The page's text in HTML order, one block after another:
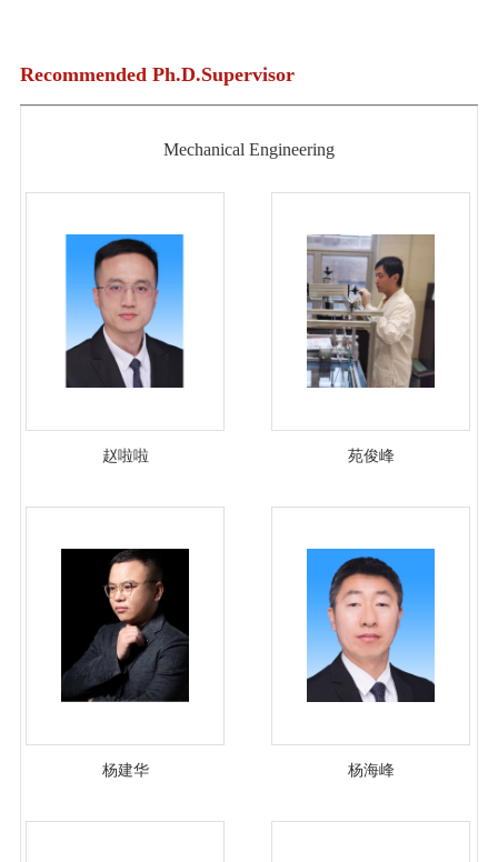
Recommended Ph.D.Supervisor
Mechanical Engineering
赵啦啦 苑俊峰
杨建华 杨海峰